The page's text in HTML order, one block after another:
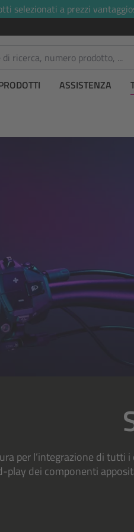
selezionati a prezzi
ASSISTENZA
per l’integrazione di
dei componenti